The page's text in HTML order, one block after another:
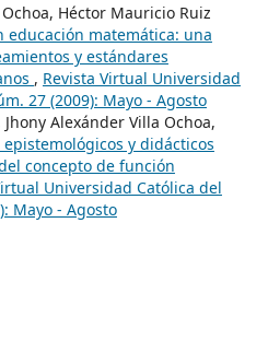
Héctor Mauricio Ruiz
educación matemática: una
y estándares
, Revista Virtual Universidad
27 (2009): Mayo - Agosto
Alexánder Villa Ochoa,
y didácticos
concepto de función
Universidad Católica del
Mayo - Agosto